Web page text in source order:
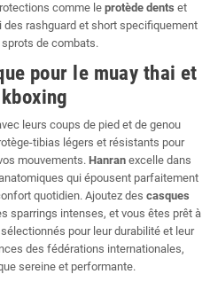
comme le protède dents et
rashguard et short specifiquement
de combats.
pour le muay thai et
leurs coups de pied et de genou
tibias légers et résistants pour
mouvements. Hanran excelle dans
qui épousent parfaitement
quotidien. Ajoutez des casques
sparrings intenses, et vous êtes prêt à
pour leur durabilité et leur
des fédérations internationales,
sereine et performante.